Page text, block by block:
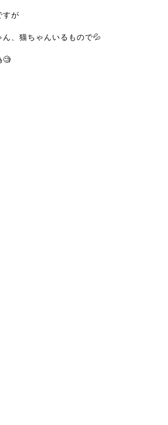
すが
、猫ちゃんいるもので💦
🧐